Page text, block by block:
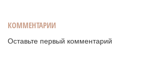
КОММЕНТАРИИ
Оставьте первый комментарий